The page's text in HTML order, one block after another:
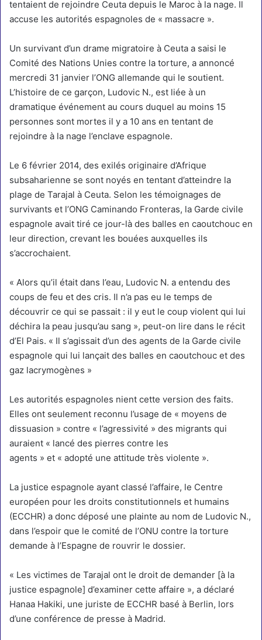
tentaient de rejoindre Ceuta depuis le Maroc à la nage. Il
accuse les autorités espagnoles de « massacre ».
Un survivant d’un drame migratoire à Ceuta a saisi le
Comité des Nations Unies contre la torture, a annoncé
mercredi 31 janvier l’ONG allemande qui le soutient.
L’histoire de ce garçon, Ludovic N., est liée à un
dramatique événement au cours duquel au moins 15
personnes sont mortes il y a 10 ans en tentant de
rejoindre à la nage l’enclave espagnole.
Le 6 février 2014, des exilés originaire d’Afrique
subsaharienne se sont noyés en tentant d’atteindre la
plage de Tarajal à Ceuta. Selon les témoignages de
survivants et l’ONG Caminando Fronteras, la Garde civile
espagnole avait tiré ce jour-là des balles en caoutchouc en
leur direction, crevant les bouées auxquelles ils
s’accrochaient.
« Alors qu’il était dans l’eau, Ludovic N. a entendu des
coups de feu et des cris. Il n’a pas eu le temps de
découvrir ce qui se passait : il y eut le coup violent qui lui
déchira la peau jusqu’au sang », peut-on lire dans le récit
d’El Pais. « Il s’agissait d’un des agents de la Garde civile
espagnole qui lui lançait des balles en caoutchouc et des
gaz lacrymogènes »
Les autorités espagnoles nient cette version des faits.
Elles ont seulement reconnu l’usage de « moyens de
dissuasion » contre « l’agressivité » des migrants qui
auraient « lancé des pierres contre les
agents » et « adopté une attitude très violente ».
La justice espagnole ayant classé l’affaire, le Centre
européen pour les droits constitutionnels et humains
(ECCHR) a donc déposé une plainte au nom de Ludovic N.,
dans l’espoir que le comité de l’ONU contre la torture
demande à l’Espagne de rouvrir le dossier.
« Les victimes de Tarajal ont le droit de demander [à la
justice espagnole] d’examiner cette affaire », a déclaré
Hanaa Hakiki, une juriste de ECCHR basé à Berlin, lors
d’une conférence de presse à Madrid.